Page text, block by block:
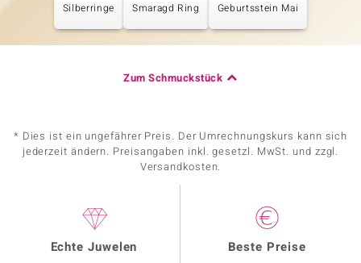
Silberringe Smaragd Ring Geburtsstein Mai
Zum Schmuckstück
* Dies ist ein ungefährer Preis. Der Umrechnungskurs kann sich
jederzeit ändern. Preisangaben inkl. gesetzl. MwSt. und zzgl.
Versandkosten.
Echte Juwelen Beste Preise